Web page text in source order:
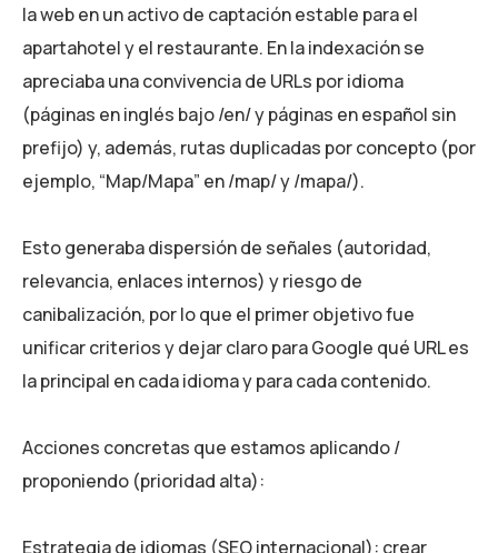
la web en un activo de captación estable para el
apartahotel y el restaurante. En la indexación se
apreciaba una convivencia de URLs por idioma
(páginas en inglés bajo /en/ y páginas en español sin
prefijo) y, además, rutas duplicadas por concepto (por
ejemplo, “Map/Mapa” en /map/ y /mapa/).
Esto generaba dispersión de señales (autoridad,
relevancia, enlaces internos) y riesgo de
canibalización, por lo que el primer objetivo fue
unificar criterios y dejar claro para Google qué URL es
la principal en cada idioma y para cada contenido.
Acciones concretas que estamos aplicando /
proponiendo (prioridad alta):
Estrategia de idiomas (SEO internacional): crear